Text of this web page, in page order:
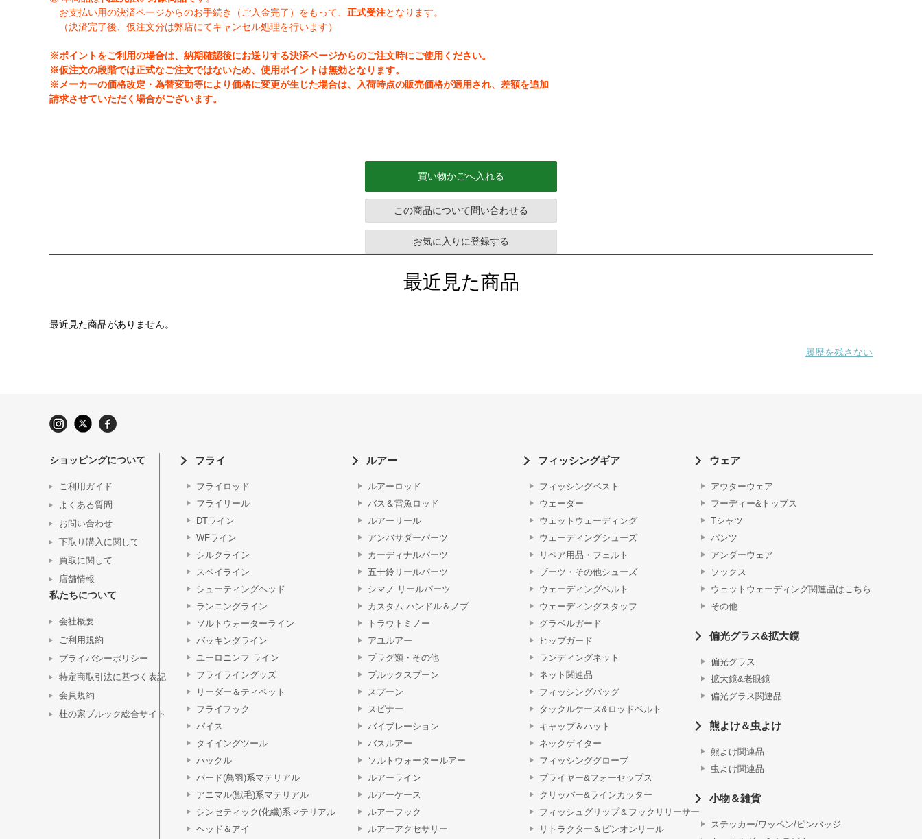
お支払い用の決済ページからのお手続き（ご入金完了）をもって、 正式受注となります。
（決済完了後、仮注文分は弊店にてキャンセル処理を行います）
※ポイントをご利用の場合は、納期確認後にお送りする決済ページからのご注文時にご使用ください。
※仮注文の段階では正式なご注文ではないため、使用ポイントは無効となります。
※メーカーの価格改定・為替変動等により価格に変更が生じた場合は、入荷時点の販売価格が適用され、差額を追加
請求させていただく場合がございます。
買い物かごへ入れる
この商品について問い合わせる
お気に入りに登録する
最近見た商品
最近見た商品がありません。
履歴を残さない
ショッピングについて
ご利用ガイド
よくある質問
お問い合わせ
下取り購入に関して
買取に関して
店舗情報
私たちについて
会社概要
ご利用規約
プライバシーポリシー
特定商取引法に基づく表記
会員規約
杜の家ブルック総合サイト
フライ
フライロッド
フライリール
DTライン
WFライン
シルクライン
スペイライン
シューティングヘッド
ランニングライン
ソルトウォーターライン
バッキングライン
ユーロニンフ ライン
フライライングッズ
リーダー＆ティペット
フライフック
バイス
タイイングツール
ハックル
バード(鳥羽)系マテリアル
アニマル(獣毛)系マテリアル
シンセティック(化繊)系マテリアル
ヘッド＆アイ
ルアー
ルアーロッド
バス＆雷魚ロッド
ルアーリール
アンバサダーパーツ
カーディナルパーツ
五十鈴リールパーツ
シマノ リールパーツ
カスタム ハンドル＆ノブ
トラウトミノー
アユルアー
プラグ類・その他
ブルックスプーン
スプーン
スピナー
バイブレーション
バスルアー
ソルトウォータールアー
ルアーライン
ルアーケース
ルアーフック
ルアーアクセサリー
フィッシングギア
フィッシングベスト
ウェーダー
ウェットウェーディング
ウェーディングシューズ
リペア用品・フェルト
ブーツ・その他シューズ
ウェーディングベルト
ウェーディングスタッフ
グラベルガード
ヒップガード
ランディングネット
ネット関連品
フィッシングバッグ
タックルケース&ロッドベルト
キャップ＆ハット
ネックゲイター
フィッシンググローブ
プライヤー&フォーセップス
クリッパー&ラインカッター
フィッシュグリップ＆フックリリーサー
リトラクター＆ピンオンリール
ウェア
アウターウェア
フーディー&トップス
Tシャツ
パンツ
アンダーウェア
ソックス
ウェットウェーディング関連品はこちら
その他
偏光グラス&拡大鏡
偏光グラス
拡大鏡&老眼鏡
偏光グラス関連品
熊よけ＆虫よけ
熊よけ関連品
虫よけ関連品
小物＆雑貨
ステッカー/ワッペン/ピンバッジ